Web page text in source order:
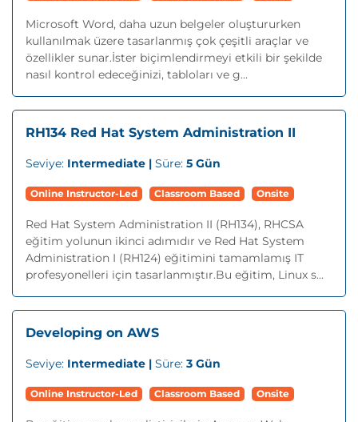
Microsoft Word, daha uzun belgeler oluştururken
kullanılmak üzere tasarlanmış çok çeşitli araçlar ve
özellikler sunar.İster biçimlendirmeyi etkili bir şekilde
nasıl kontrol edeceğinizi, tabloları ve g...
RH134 Red Hat System Administration II
Seviye: Intermediate | Süre: 5 Gün
Online Instructor-Led Classroom Based Onsite
Red Hat System Administration II (RH134), RHCSA
eğitim yolunun ikinci adımıdır ve Red Hat System
Administration I (RH124) eğitimini tamamlamış IT
profesyonelleri için tasarlanmıştır.Bu eğitim, Linux s...
Developing on AWS
Seviye: Intermediate | Süre: 3 Gün
Online Instructor-Led Classroom Based Onsite